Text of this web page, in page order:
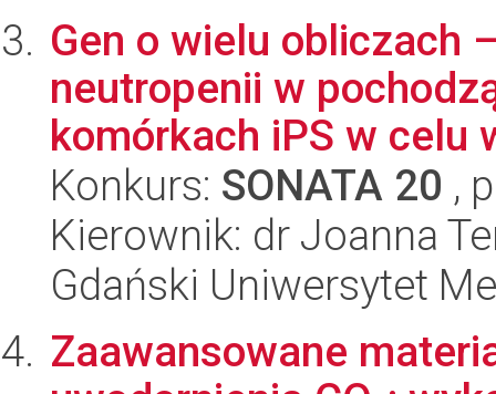
Gen o wielu obliczach
neutropenii w
komórkach iPS w celu
Konkurs: SONATA 20 ,
Kierownik: dr Joanna
Gdański Uniwersytet
Zaawansowane